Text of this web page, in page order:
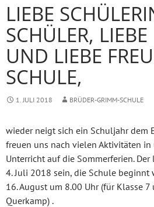
LIEBE
SCHÜLER, LIEBE
UND LIEBE
SCHULE,
1. JULI 2018 BRÜDER-GRIMM-SCHULE
wieder neigt sich ein Schuljahr dem
freuen uns nach vielen Aktivitäten in
Unterricht auf die Sommerferien.
4. Juli 2018 sein, die Schule beginnt
16. August um 8.00 Uhr (für Klasse 7
Querkamp) .